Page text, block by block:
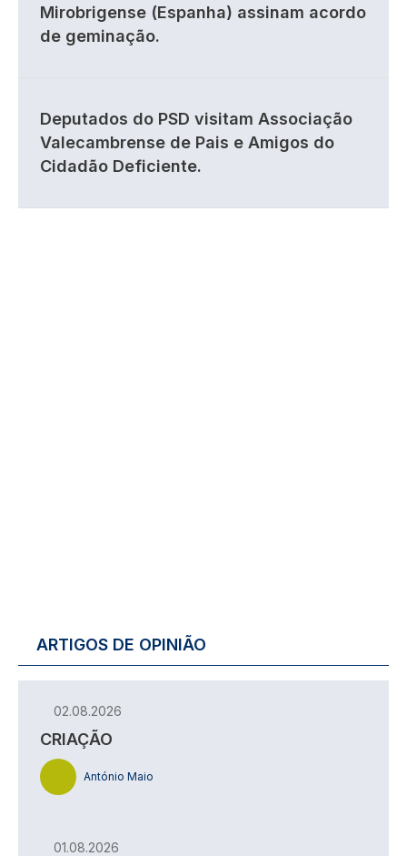
Mirobrigense (Espanha) assinam acordo
de geminação.
Deputados do PSD visitam Associação
Valecambrense de Pais e Amigos do
Cidadão Deficiente.
ARTIGOS DE OPINIÃO
02.08.2026
CRIAÇÃO
António Maio
01.08.2026